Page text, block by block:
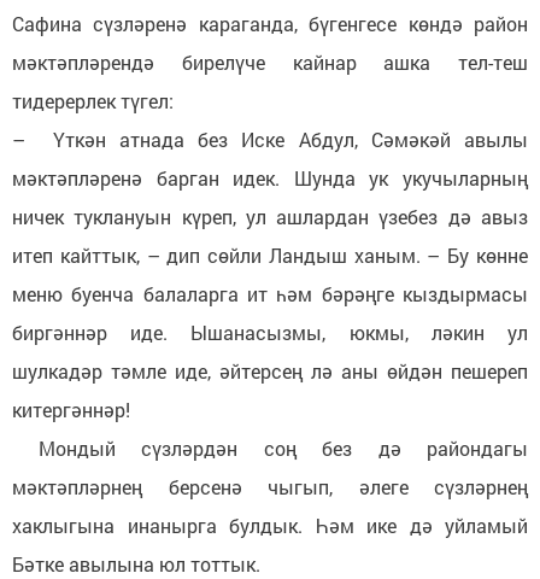
Сафина сүзләренә караганда, бүгенгесе көндә район
мәктәпләрендә бирелүче кайнар ашка тел-теш
тидерерлек түгел:
– Үткән атнада без Иске Абдул, Сәмәкәй авылы
мәктәпләренә барган идек. Шунда ук укучыларның
ничек туклануын күреп, ул ашлардан үзебез дә авыз
итеп кайттык, – дип сөйли Ландыш ханым. – Бу көнне
меню буенча балаларга ит һәм бәрәңге кыздырмасы
биргәннәр иде. Ышанасызмы, юкмы, ләкин ул
шулкадәр тәмле иде, әйтерсең лә аны өйдән пешереп
китергәннәр!
Мондый сүзләрдән соң без дә райондагы
мәктәпләрнең берсенә чыгып, әлеге сүзләрнең
хаклыгына инанырга булдык. Һәм ике дә уйламый
Бәтке авылына юл тоттык.